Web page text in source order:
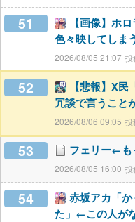
51
【画像】ホ
色々映してしま
2026/08/05 21:07
52
【悲報】X
冗談で言うこと
2026/08/06 09:05
53 フェリー←も
2026/08/05 16:00
54
赤坂アカ「
た」←この人が